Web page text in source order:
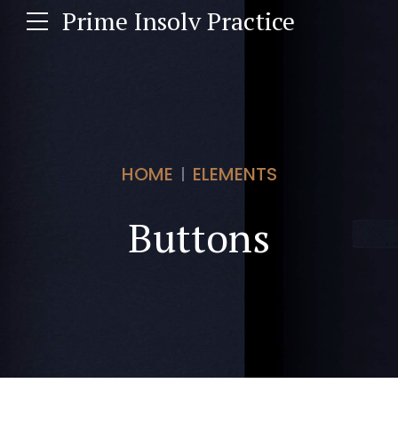
Prime Insolv Practice
HOME ELEMENTS
Buttons